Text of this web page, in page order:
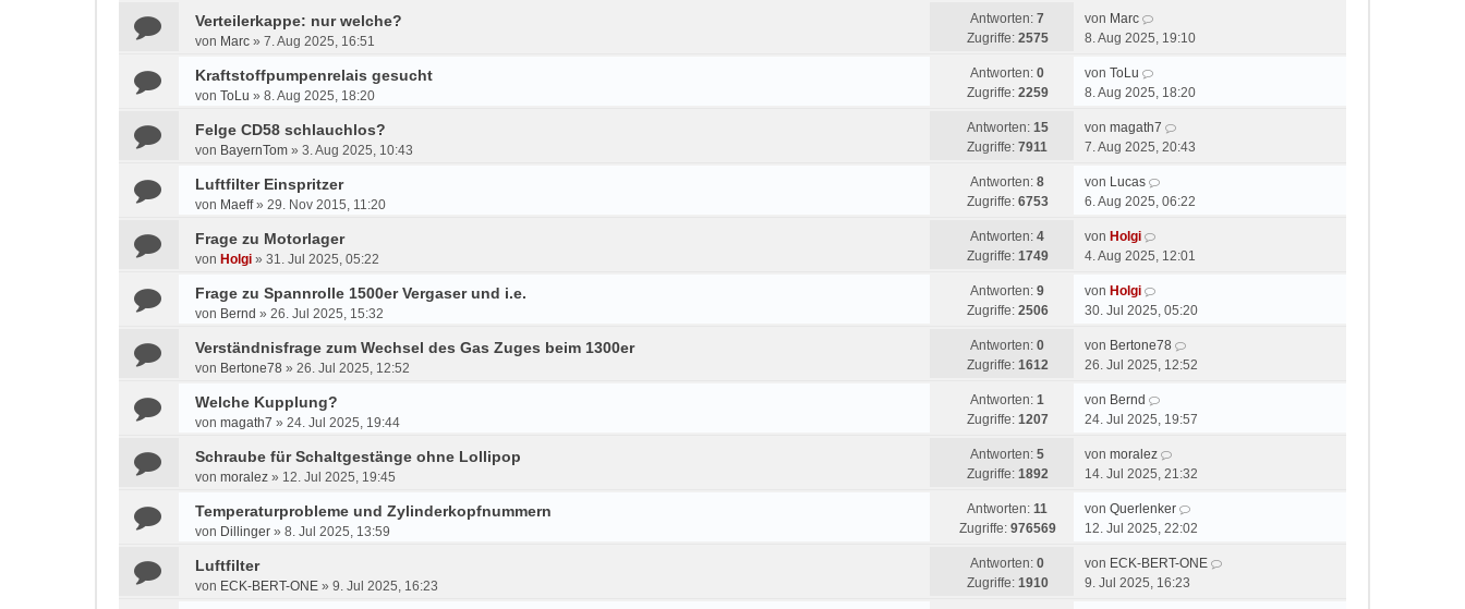
Verteilerkappe: nur welche?
von Marc » 7. Aug 2025, 16:51
Antworten: 7
Zugriffe: 2575
von Marc
8. Aug 2025, 19:10
Kraftstoffpumpenrelais gesucht
von ToLu » 8. Aug 2025, 18:20
Antworten: 0
Zugriffe: 2259
von ToLu
8. Aug 2025, 18:20
Felge CD58 schlauchlos?
von BayernTom » 3. Aug 2025, 10:43
Antworten: 15
Zugriffe: 7911
von magath7
7. Aug 2025, 20:43
Luftfilter Einspritzer
von Maeff» 29. Nov 2015, 11:20
Antworten: 8
Zugriffe: 6753
von Lucas
6. Aug 2025, 06:22
Frage zu Motorlager
von Holgi » 31. Jul 2025, 05:22
Antworten: 4
Zugriffe: 1749
von Holgi
4. Aug 2025, 12:01
Frage zu Spannrolle 1500er Vergaser und i.e.
von Bernd » 26. Jul 2025, 15:32
Antworten: 9
Zugriffe: 2506
von Holgi
30. Jul 2025, 05:20
Verständnisfrage zum Wechsel des Gas Zuges beim 1300er
von Bertone78 » 26. Jul 2025, 12:52
Antworten: 0
Zugriffe: 1612
von Bertone78
26. Jul 2025, 12:52
Welche Kupplung?
von magath7 » 24. Jul 2025, 19:44
Antworten: 1
Zugriffe: 1207
von Bernd
24. Jul 2025, 19:57
Schraube für Schaltgestänge ohne Lollipop
von moralez » 12. Jul 2025, 19:45
Antworten: 5
Zugriffe: 1892
von moralez
14. Jul 2025, 21:32
Temperaturprobleme und Zylinderkopfnummern
von Dillinger » 8. Jul 2025, 13:59
Antworten: 11
Zugriffe: 976569
von Querlenker
12. Jul 2025, 22:02
Luftfilter
von ECK-BERT-ONE » 9. Jul 2025, 16:23
Antworten: 0
Zugriffe: 1910
von ECK-BERT-ONE
9. Jul 2025, 16:23